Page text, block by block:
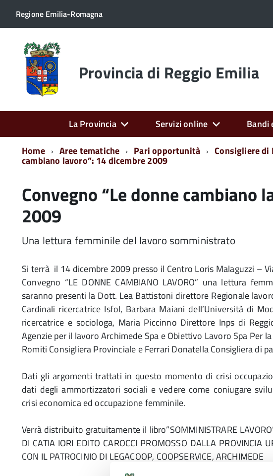
Regione Emilia-Romagna
Torna
alla
home
page Provincia di Reggio Emilia
La Provincia Servizi online Bandi
Home
Aree tematiche Pari opportunità Consigliere di
cambiano lavoro”: 14 dicembre 2009
Convegno “Le donne cambiano
2009
Una lettura femminile del lavoro somministrato
Si terrà il 14 dicembre 2009 presso il Centro Loris Malaguzzi –
Convegno “LE DONNE CAMBIANO LAVORO” una lettura
saranno presenti la Dott. Lea Battistoni direttore Regionale
Cardinali ricercatrice Isfol, Barbara Maiani dell’Università di
ricercatrice e sociologa, Maria Piccinno Direttore Inps di
Agenzie per il lavoro Archimede Spa e Obiettivo Lavoro Spa Per
Romiti Consigliera Provinciale e Ferrari Donatella Consigliera di
Dati gli argomenti trattati in questo momento di crisi
dati degli ammortizzatori sociali e vedere come coniugare
crisi economica ed occupazione femminile.
Verrà distribuito gratuitamente il libro”SOMMINISTRARE
DI CATIA IORI EDITO CAROCCI PROMOSSO DALLA PROVINCIA
CON IL PATROCINIO DI LEGACOOP, COOPSERVICE, ARCHIMEDE